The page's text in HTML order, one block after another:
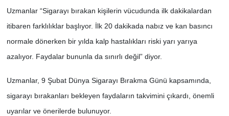
Uzmanlar “Sigarayı bırakan kişilerin vücudunda ilk dakikalardan
itibaren farklılıklar başlıyor. İlk 20 dakikada nabız ve kan basıncı
normale dönerken bir yılda kalp hastalıkları riski yarı yarıya
azalıyor. Faydalar bununla da sınırlı değil” diyor.
Uzmanlar, 9 Şubat Dünya Sigarayı Bırakma Günü kapsamında,
sigarayı bırakanları bekleyen faydaların takvimini çıkardı, önemli
uyarılar ve önerilerde bulunuyor.
POLİTİKA
SİYASET
SPOR
TEKNOLOJİ